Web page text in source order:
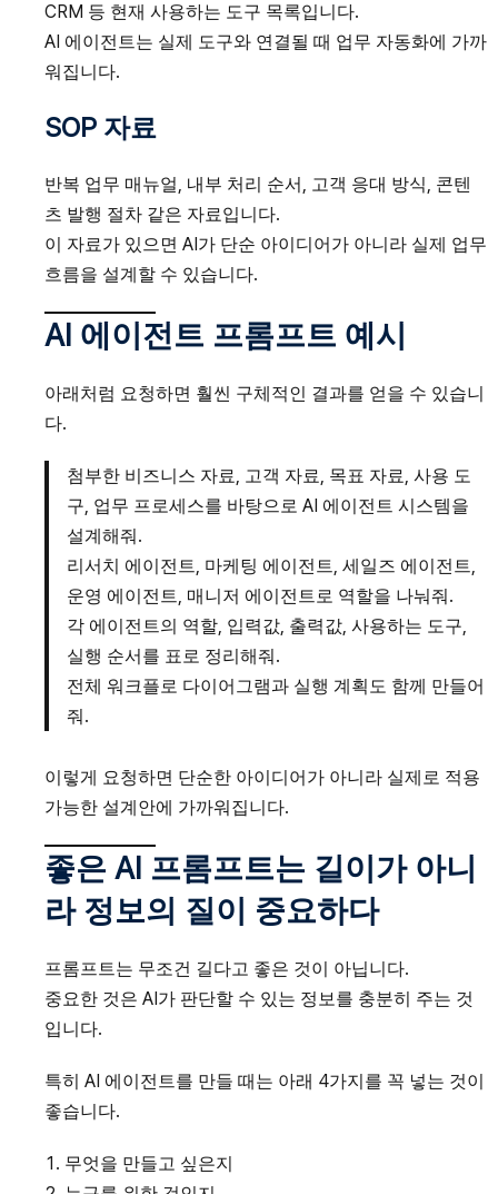
CRM 등 현재 사용하는 도구 목록입니다.
AI 에이전트는 실제 도구와 연결될 때 업무 자동화에 가까
워집니다.
SOP 자료
반복 업무 매뉴얼, 내부 처리 순서, 고객 응대 방식, 콘텐
츠 발행 절차 같은 자료입니다.
이 자료가 있으면 AI가 단순 아이디어가 아니라 실제 업무
흐름을 설계할 수 있습니다.
AI 에이전트 프롬프트 예시
아래처럼 요청하면 훨씬 구체적인 결과를 얻을 수 있습니
다.
첨부한 비즈니스 자료, 고객 자료, 목표 자료, 사용 도
구, 업무 프로세스를 바탕으로 AI 에이전트 시스템을
설계해줘.
리서치 에이전트, 마케팅 에이전트, 세일즈 에이전트,
운영 에이전트, 매니저 에이전트로 역할을 나눠줘.
각 에이전트의 역할, 입력값, 출력값, 사용하는 도구,
실행 순서를 표로 정리해줘.
전체 워크플로 다이어그램과 실행 계획도 함께 만들어
줘.
이렇게 요청하면 단순한 아이디어가 아니라 실제로 적용
가능한 설계안에 가까워집니다.
좋은 AI 프롬프트는 길이가 아니
라 정보의 질이 중요하다
프롬프트는 무조건 길다고 좋은 것이 아닙니다.
중요한 것은 AI가 판단할 수 있는 정보를 충분히 주는 것
입니다.
특히 AI 에이전트를 만들 때는 아래 4가지를 꼭 넣는 것이
좋습니다.
무엇을 만들고 싶은지